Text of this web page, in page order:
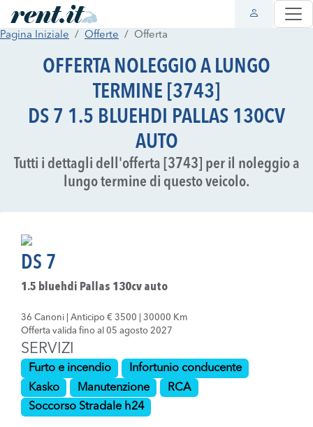
Pagina Iniziale Offerte Offerta
OFFERTA NOLEGGIO A LUNGO
TERMINE [3743]
DS 7 1.5 BLUEHDI PALLAS 130CV
AUTO
Tutti i dettagli dell'offerta [3743] per il noleggio a
lungo termine di questo veicolo.
DS 7
1.5 bluehdi Pallas 130cv auto
36 Canoni | Anticipo € 3500 | 30000 Km
Offerta valida fino al 05 agosto 2027
SERVIZI
Furto e incendio
Infortunio conducente
Kasko
Manutenzione
RCA
Soccorso Stradale h24